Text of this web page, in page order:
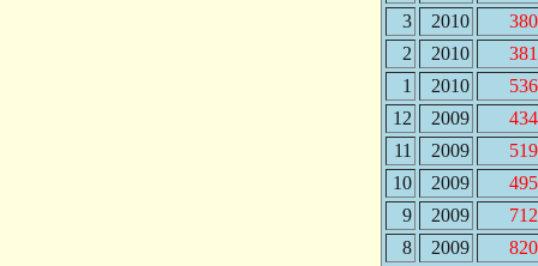
3
2010
380
2
2010
381
1
2010
536
12
2009
434
11
2009
519
10
2009
495
9
2009
712
8
2009
820